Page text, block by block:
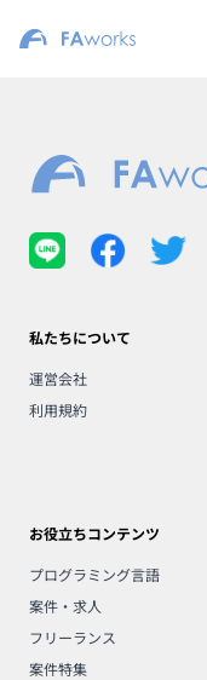
私たちについて
運営会社
利用規約
お役立ちコンテンツ
プログラミング言語
案件・求人
フリーランス
案件特集